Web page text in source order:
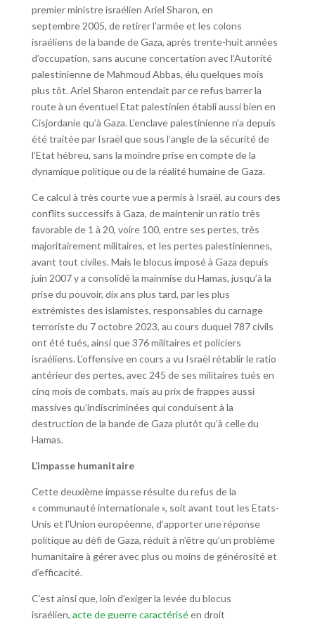
premier ministre israélien Ariel Sharon, en
septembre 2005, de retirer l’armée et les colons
israéliens de la bande de Gaza, après trente-huit années
d’occupation, sans aucune concertation avec l’Autorité
palestinienne de Mahmoud Abbas, élu quelques mois
plus tôt. Ariel Sharon entendait par ce refus barrer la
route à un éventuel Etat palestinien établi aussi bien en
Cisjordanie qu’à Gaza. L’enclave palestinienne n’a depuis
été traitée par Israël que sous l’angle de la sécurité de
l’Etat hébreu, sans la moindre prise en compte de la
dynamique politique ou de la réalité humaine de Gaza.
Ce calcul à très courte vue a permis à Israël, au cours des
conflits successifs à Gaza, de maintenir un ratio très
favorable de 1 à 20, voire 100, entre ses pertes, très
majoritairement militaires, et les pertes palestiniennes,
avant tout civiles. Mais le blocus imposé à Gaza depuis
juin 2007 y a consolidé la mainmise du Hamas, jusqu’à la
prise du pouvoir, dix ans plus tard, par les plus
extrémistes des islamistes, responsables du carnage
terroriste du 7 octobre 2023, au cours duquel 787 civils
ont été tués, ainsi que 376 militaires et policiers
israéliens. L’offensive en cours a vu Israël rétablir le ratio
antérieur des pertes, avec 245 de ses militaires tués en
cinq mois de combats, mais au prix de frappes aussi
massives qu’indiscriminées qui conduisent à la
destruction de la bande de Gaza plutôt qu’à celle du
Hamas.
L’impasse humanitaire
Cette deuxième impasse résulte du refus de la
« communauté internationale », soit avant tout les Etats-
Unis et l’Union européenne, d’apporter une réponse
politique au défi de Gaza, réduit à n’être qu’un problème
humanitaire à gérer avec plus ou moins de générosité et
d’efficacité.
C’est ainsi que, loin d’exiger la levée du blocus
israélien, acte de guerre caractériséen droit